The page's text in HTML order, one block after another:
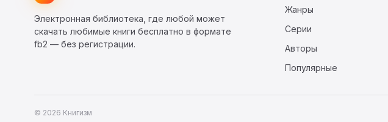
Электронная библиотека, где любой может
скачать любимые книги бесплатно в формате
fb2 — без регистрации.
Жанры
Серии
Авторы
Популярные
© 2026 Книгизм